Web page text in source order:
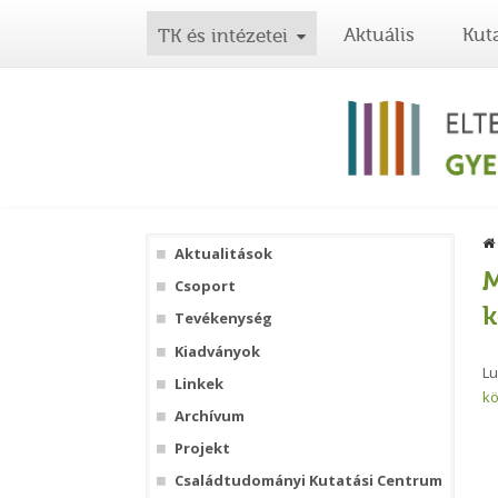
TK és intézetei Aktuális
Aktualitások
Csoport
Tevékenység
Kiadványok
Linkek
Archívum
Projekt
Családtudományi Kutatási Centrum